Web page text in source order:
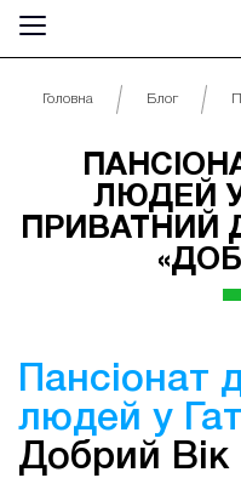
Головна Блог
ЛЮДЕЙ
ПРИВАТНИЙ
Пансіонат
людей у
Добрий Вік